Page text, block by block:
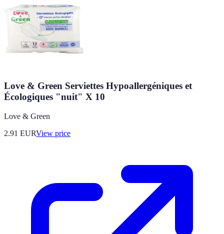
Love & Green Serviettes Hypoallergéniques et
Écologiques "nuit" X 10
Love & Green
2.91 EURView price